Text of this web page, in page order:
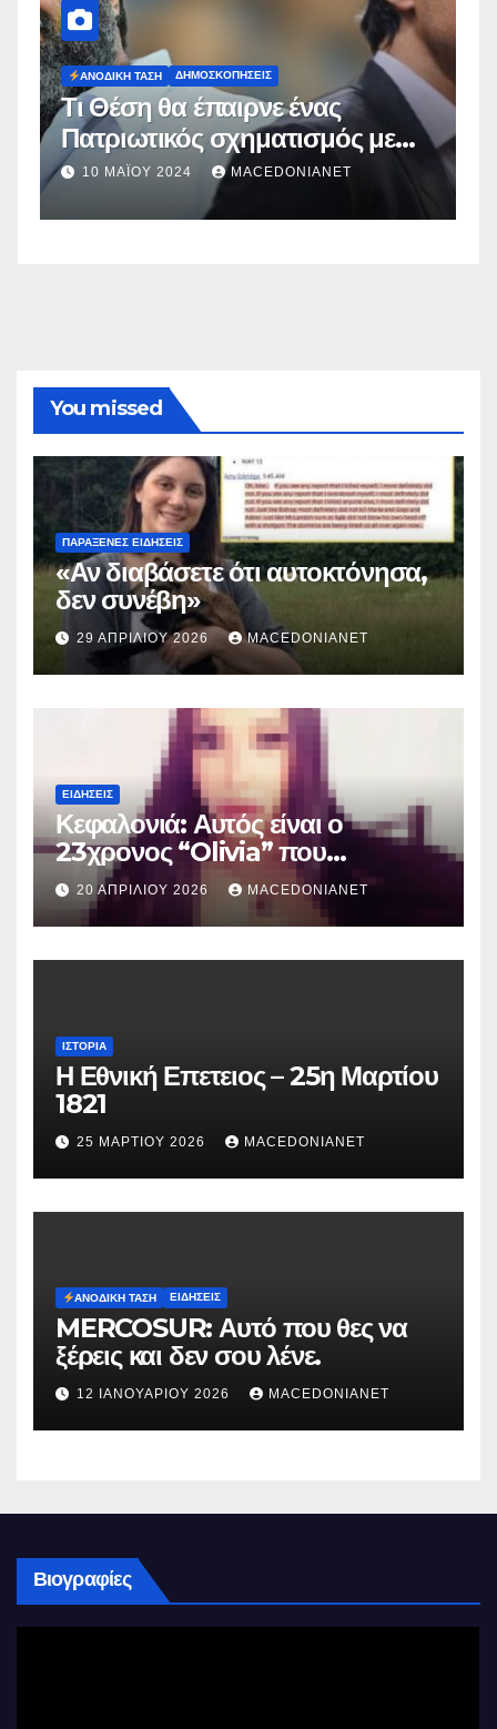
ΔΗΜΟΣΚΟΠΉΣΕΙΣ
Ευρωεκλογές 2024: Πρόθεση
Ψήφου
2 ΜΑΪ́ΟΥ 2024 MACEDONIANET
You missed
ΠΑΡΆΞΕΝΕΣ ΕΙΔΉΣΕΙΣ
«Αν διαβάσετε ότι αυτοκτόνησα,
δεν συνέβη»
29 ΑΠΡΙΛΊΟΥ 2026 MACEDONIANET
ΕΙΔΉΣΕΙΣ
Κεφαλονιά: Αυτός είναι ο
23χρονος “Olivia” που
κατηγορείται για τον θάνατο της
Μυρτούς
20 ΑΠΡΙΛΊΟΥ 2026 MACEDONIANET
ΙΣΤΟΡΊΑ
Η Εθνική Επετειος – 25η Μαρτίου
1821
25 ΜΑΡΤΊΟΥ 2026 MACEDONIANET
ΑΝΟΔΙΚΉ ΤΆΣΗ ΕΙΔΉΣΕΙΣ
MERCOSUR: Αυτό που θες να
ξέρεις και δεν σου λένε.
12 ΙΑΝΟΥΑΡΊΟΥ 2026 MACEDONIANET
Βιογραφίες